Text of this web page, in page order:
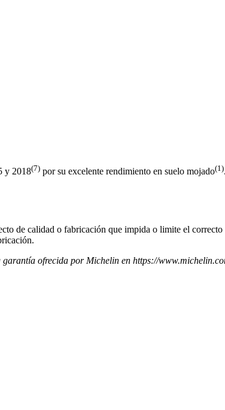
y 2018(7) por su excelente rendimiento en suelo mojado(1).
de calidad o fabricación que impida o limite el
ofrecida por Michelin en https://